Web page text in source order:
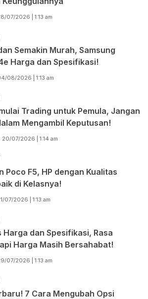
07/2026 | 1:13 am
Semakin Murah, Samsung
Harga dan Spesifikasi!
08/2026 | 1:13 am
Trading untuk Pemula, Jangan
Mengambil Keputusan!
20/07/2026 | 1:14 am
Poco F5, HP dengan Kualitas
di Kelasnya!
07/2026 | 1:13 am
Harga dan Spesifikasi, Rasa
Harga Masih Bersahabat!
07/2026 | 1:13 am
7 Cara Mengubah Opsi